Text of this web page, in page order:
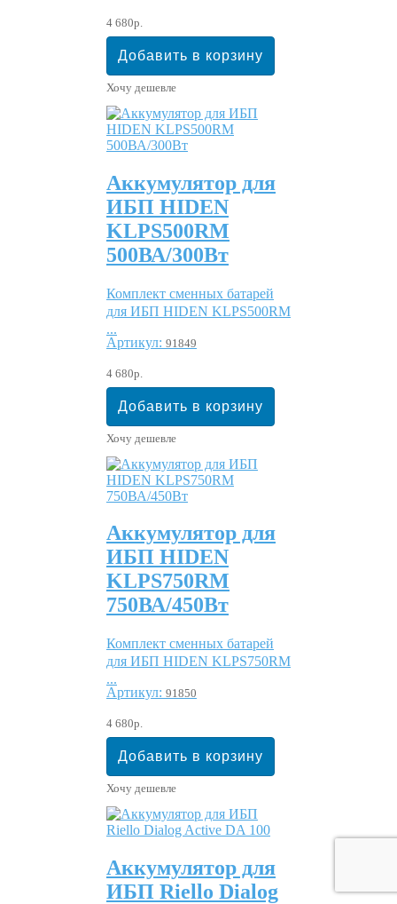
4 680р.
Хочу дешевле
Аккумулятор для
ИБП HIDEN
KLPS500RM
500ВА/300Вт
Комплект сменных батарей
для ИБП HIDEN KLPS500RM
...
Артикул: 91849
4 680р.
Хочу дешевле
Аккумулятор для
ИБП HIDEN
KLPS750RM
750ВА/450Вт
Комплект сменных батарей
для ИБП HIDEN KLPS750RM
...
Артикул: 91850
4 680р.
Хочу дешевле
Аккумулятор для
ИБП Riello Dialog